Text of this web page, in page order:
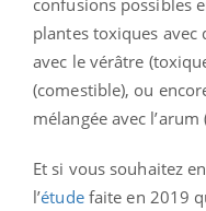
plantes toxiques avec
avec le vérâtre
(comestible), ou
mélangée avec l’arum
Et si vous souhaitez
l’étudefaite en 2019